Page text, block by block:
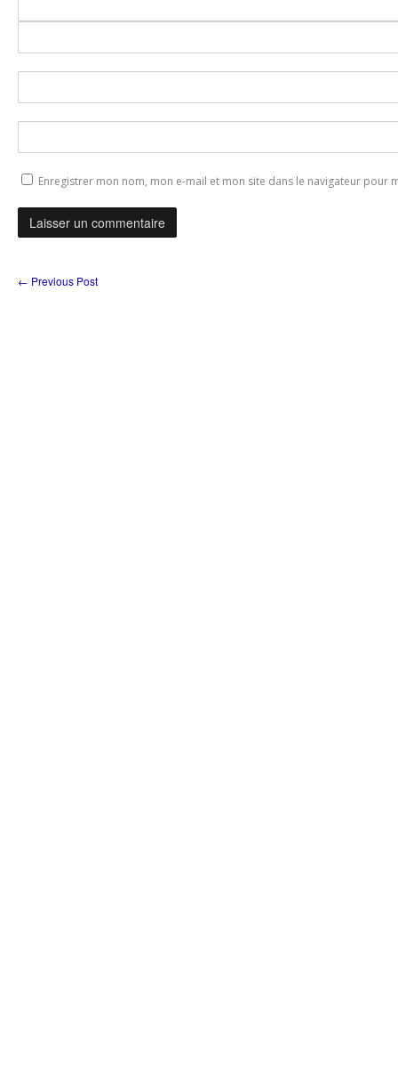
Enregistrer mon nom, mon e-mail et mon site dans le navigateur pour
← Previous Post